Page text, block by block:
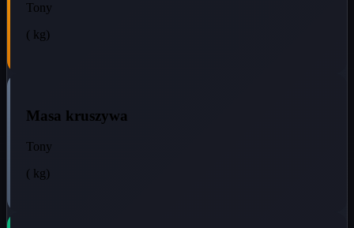
Tony
( kg)
Masa kruszywa
Tony
( kg)